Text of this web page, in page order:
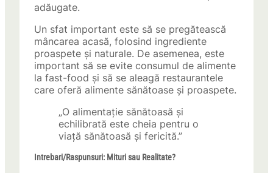
adăugate.
Un sfat important este să se pregătească
mâncarea acasă, folosind ingrediente
proaspete și naturale. De asemenea, este
important să se evite consumul de alimente
la fast-food și să se aleagă restaurantele
care oferă alimente sănătoase și proaspete.
„O alimentație sănătoasă și
echilibrată este cheia pentru o
viață sănătoasă și fericită.”
Intrebari/Raspunsuri: Mituri sau Realitate?